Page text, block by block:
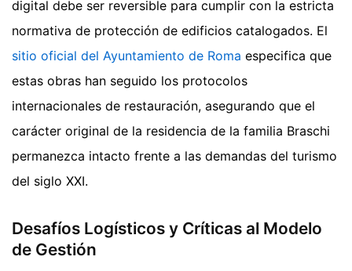
digital debe ser reversible para cumplir con la estricta
normativa de protección de edificios catalogados. El
sitio oficial del Ayuntamiento de Roma especifica que
estas obras han seguido los protocolos
internacionales de restauración, asegurando que el
carácter original de la residencia de la familia Braschi
permanezca intacto frente a las demandas del turismo
del siglo XXI.
Desafíos Logísticos y Críticas al Modelo
de Gestión